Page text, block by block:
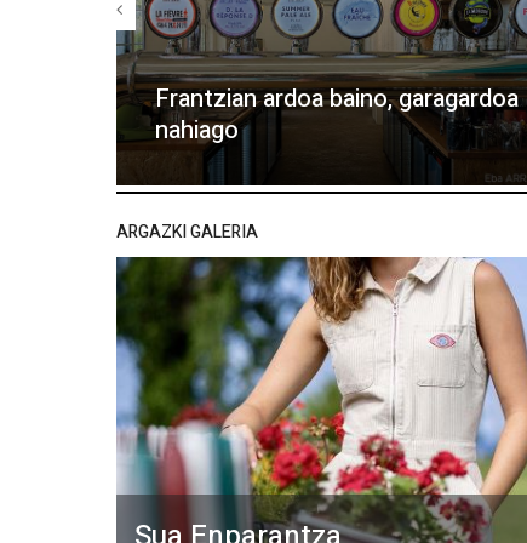
Frantzian ardoa baino, garagardoa
nahiago
ARGAZKI GALERIA